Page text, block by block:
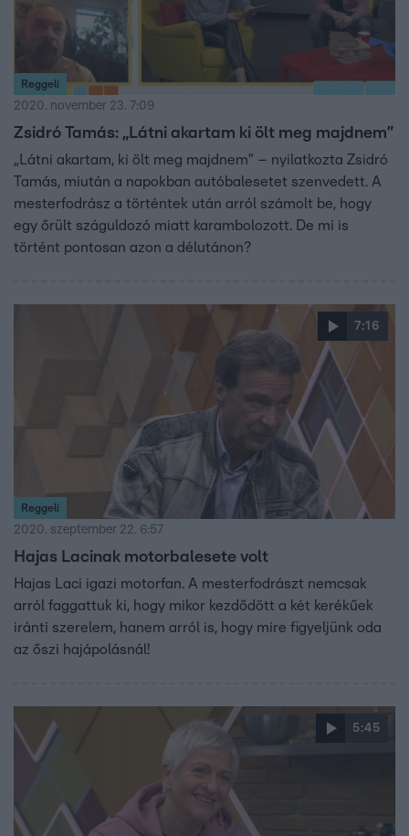
Reggeli
2020. november 23. 7:09
Zsidró Tamás: „Látni akartam ki ölt meg majdnem”
„Látni akartam, ki ölt meg majdnem” – nyilatkozta Zsidró
Tamás, miután a napokban autóbalesetet szenvedett. A
mesterfodrász a történtek után arról számolt be, hogy
egy őrült száguldozó miatt karambolozott. De mi is
történt pontosan azon a délutánon?
7:16
Reggeli
2020. szeptember 22. 6:57
Hajas Lacinak motorbalesete volt
Hajas Laci igazi motorfan. A mesterfodrászt nemcsak
arról faggattuk ki, hogy mikor kezdődött a két kerékűek
iránti szerelem, hanem arról is, hogy mire figyeljünk oda
az őszi hajápolásnál!
5:45